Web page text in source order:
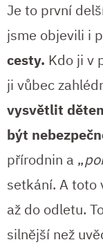
Je to první
jsme objevili i
cesty. Kdo ji v
ji vůbec
vysvětlit
být
přírodnin a „
setkání. A toto
až do odletu.
silnější než